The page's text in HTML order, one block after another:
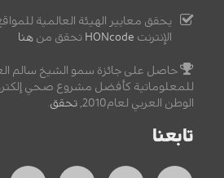
يحقق معايير الهيئة العالمية
الإنترنت HONcode تحقق من هنا
حاصل على جائزة سمو الشيخ سالم
للمعلوماتية كأفضل مشروع صحي
الوطن العربي لعام2010,
تحقق.
تابعنا